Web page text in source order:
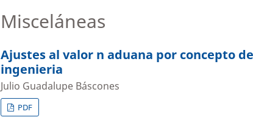
Misceláneas
Ajustes al valor n aduana por concepto
ingenieria
Julio Guadalupe Báscones
PDF